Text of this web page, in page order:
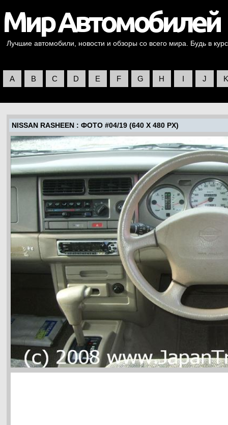
Лучшие автомобили, новости и обзоры со всего мира. Будь в
A B C D E F G H I J K
NISSAN RASHEEN : ФОТО #04/19 (640 X 480 PX)